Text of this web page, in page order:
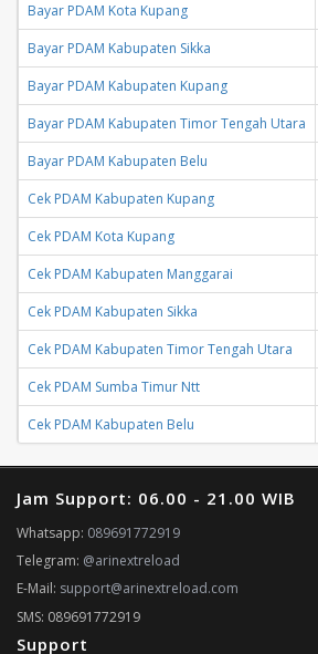
Bayar PDAM Kota Kupang
Bayar PDAM Kabupaten Sikka
Bayar PDAM Kabupaten Kupang
Bayar PDAM Kabupaten Timor Tengah Utara
Bayar PDAM Kabupaten Belu
Cek PDAM Kabupaten Kupang
Cek PDAM Kota Kupang
Cek PDAM Kabupaten Manggarai
Cek PDAM Kabupaten Sikka
Cek PDAM Kabupaten Timor Tengah Utara
Cek PDAM Sumba Timur Ntt
Cek PDAM Kabupaten Belu
Jam Support: 06.00 - 21.00 WIB
Whatsapp: 089691772919
Telegram: @arinextreload
E-Mail: support@arinextreload.com
SMS: 089691772919
Support